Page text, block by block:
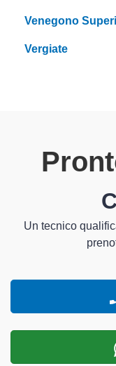
Venegono
Vergiate
Un tecnico